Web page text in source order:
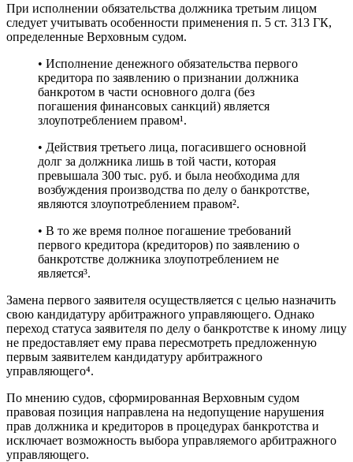
При исполнении обязательства должника третьим лицом
следует учитывать особенности применения п. 5 ст. 313 ГК,
определенные Верховным судом.
• Исполнение денежного обязательства первого
кредитора по заявлению о признании должника
банкротом в части основного долга (без
погашения финансовых санкций) является
злоупотреблением правом¹.
• Действия третьего лица, погасившего основной
долг за должника лишь в той части, которая
превышала 300 тыс. руб. и была необходима для
возбуждения производства по делу о банкротстве,
являются злоупотреблением правом².
• В то же время полное погашение требований
первого кредитора (кредиторов) по заявлению о
банкротстве должника злоупотреблением не
является³.
Замена первого заявителя осуществляется с целью назначить
свою кандидатуру арбитражного управляющего. Однако
переход статуса заявителя по делу о банкротстве к иному лицу
не предоставляет ему права пересмотреть предложенную
первым заявителем кандидатуру арбитражного
управляющего⁴.
По мнению судов, сформированная Верховным судом
правовая позиция направлена на недопущение нарушения
прав должника и кредиторов в процедурах банкротства и
исключает возможность выбора управляемого арбитражного
управляющего.